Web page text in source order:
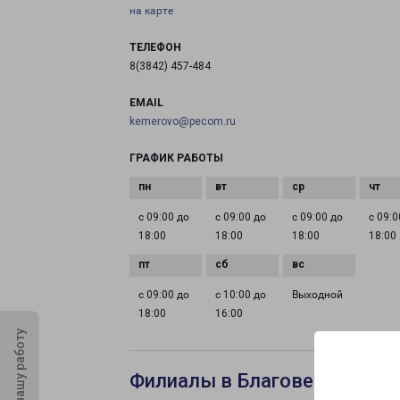
на карте
ТЕЛЕФОН
8(3842) 457-484
EMAIL
kemerovo@pecom.ru
ГРАФИК РАБОТЫ
с 09:00 до
18:00
с 09:00 до
18:00
с 09:00 до
18:00
с
18:00
с 09:00 до
18:00
с 10:00 до
16:00
Выходной
Филиалы в Благовещенске